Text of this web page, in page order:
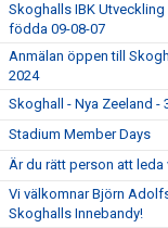
Skoghalls IBK
födda 09-08-07
Anmälan öppen till
2024
Skoghall - Nya Zeeland -
Stadium Member Days
Är du rätt person att leda
Vi välkomnar Björn
Skoghalls Innebandy!